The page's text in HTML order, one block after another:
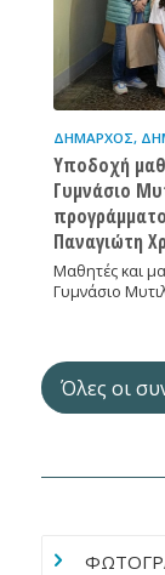
ΔΉΜΑΡΧΟΣ,
Υποδοχή
Γυμνάσιο
Παναγιώτη
Μαθητές και
Γυμνάσιο
Όλες οι